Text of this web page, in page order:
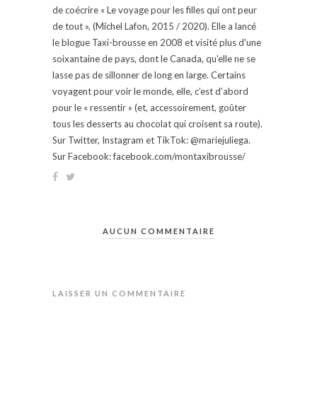
de coécrire « Le voyage pour les filles qui ont peur
de tout », (Michel Lafon, 2015 / 2020). Elle a lancé
le blogue Taxi-brousse en 2008 et visité plus d'une
soixantaine de pays, dont le Canada, qu'elle ne se
lasse pas de sillonner de long en large. Certains
voyagent pour voir le monde, elle, c’est d’abord
pour le « ressentir » (et, accessoirement, goûter
tous les desserts au chocolat qui croisent sa route).
Sur Twitter, Instagram et TikTok: @mariejuliega.
Sur Facebook: facebook.com/montaxibrousse/
AUCUN COMMENTAIRE
LAISSER UN COMMENTAIRE